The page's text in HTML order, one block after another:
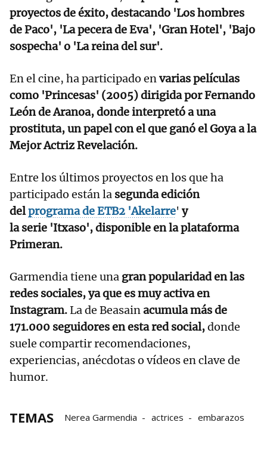
proyectos de éxito, destacando 'Los hombres
de Paco', 'La pecera de Eva', 'Gran Hotel', 'Bajo
sospecha' o 'La reina del sur'.
En el cine, ha participado envarias películas
como 'Princesas' (2005) dirigida por Fernando
León de Aranoa, donde interpretó a una
prostituta, un papel con el que ganó el Goya a la
Mejor Actriz Revelación.
Entre los últimos proyectos en los que ha
participado están la segunda edición
delprograma de ETB2 'Akelarre' y
la serie 'Itxaso', disponible en la plataforma
Primeran.
Garmendia tiene una gran popularidad en las
redes sociales, ya que es muy activa en
Instagram.La de Beasainacumula más de
171.000 seguidores en esta red social,donde
suele compartir recomendaciones,
experiencias, anécdotas o vídeos en clave de
humor.
TEMAS Nerea Garmendia actrices embarazos